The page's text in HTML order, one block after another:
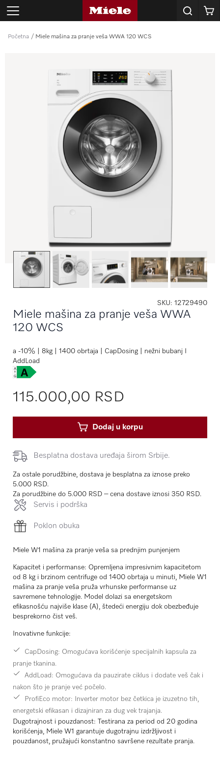
Korpa
Početna Miele mašina za pranje veša WWA 120 WCS
SKU 12729490
Miele mašina za pranje veša WWA
120 WCS
a -10% | 8kg | 1400 obrtaja | CapDosing | nežni bubanj I
AddLoad
115.000,00 RSD
Dodaj u korpu
Besplatna dostava uređaja širom Srbije.
Za ostale porudžbine, dostava je besplatna za iznose preko
5.000 RSD.
Za porudžbine do 5.000 RSD – cena dostave iznosi 350 RSD.
Servis i podrška
Poklon obuka
Miele W1 mašina za pranje veša sa prednjim punjenjem
Kapacitet i performanse: Opremljena impresivnim kapacitetom
od 8 kg i brzinom centrifuge od 1400 obrtaja u minuti, Miele W1
mašina za pranje veša pruža vrhunske performanse uz
savremene tehnologije. Model dolazi sa energetskom
efikasnošću najviše klase (A), štedeći energiju dok obezbeđuje
besprekorno čist veš.
Inovativne funkcije:
CapDosing: Omogućava korišćenje specijalnih kapsula za
pranje tkanina.
AddLoad: Omogućava da pauzirate ciklus i dodate veš čak i
nakon što je pranje već počelo.
ProfiEco motor: Inverter motor bez četkica je izuzetno tih,
energetski efikasan i dizajniran za dug vek trajanja.
Dugotrajnost i pouzdanost: Testirana za period od 20 godina
korišćenja, Miele W1 garantuje dugotrajnu izdržljivost i
pouzdanost, pružajući konstantno savršene rezultate pranja.